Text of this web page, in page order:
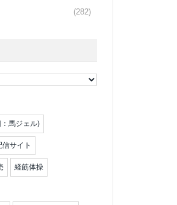
(282)
馬ジェル)
信サイト
経筋体操